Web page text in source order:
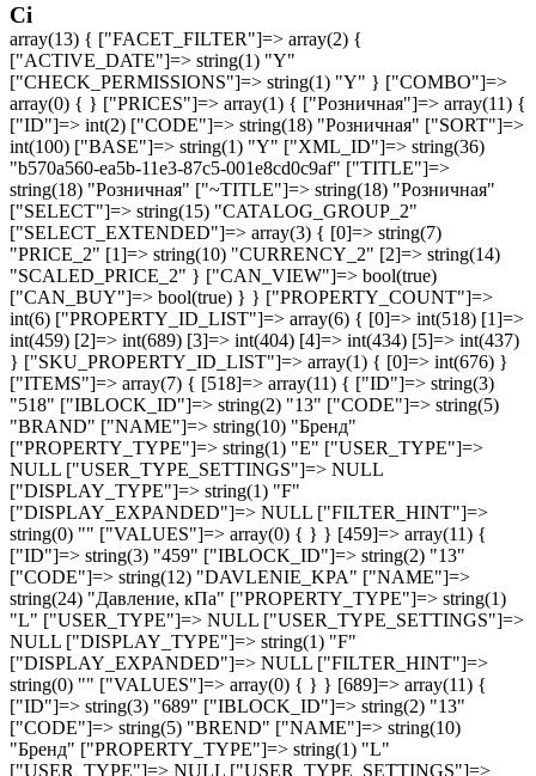
Ci
array(13) { ["FACET_FILTER"]=> array(2) {
["ACTIVE_DATE"]=> string(1) "Y"
["CHECK_PERMISSIONS"]=> string(1) "Y" } ["COMBO"]=>
array(0) { } ["PRICES"]=> array(1) { ["Розничная"]=> array(11) {
["ID"]=> int(2) ["CODE"]=> string(18) "Розничная" ["SORT"]=>
int(100) ["BASE"]=> string(1) "Y" ["XML_ID"]=> string(36)
"b570a560-ea5b-11e3-87c5-001e8cd0c9af" ["TITLE"]=>
string(18) "Розничная" ["~TITLE"]=> string(18) "Розничная"
["SELECT"]=> string(15) "CATALOG_GROUP_2"
["SELECT_EXTENDED"]=> array(3) { [0]=> string(7)
"PRICE_2" [1]=> string(10) "CURRENCY_2" [2]=> string(14)
"SCALED_PRICE_2" } ["CAN_VIEW"]=> bool(true)
["CAN_BUY"]=> bool(true) } } ["PROPERTY_COUNT"]=>
int(6) ["PROPERTY_ID_LIST"]=> array(6) { [0]=> int(518) [1]=>
int(459) [2]=> int(689) [3]=> int(404) [4]=> int(434) [5]=> int(437)
} ["SKU_PROPERTY_ID_LIST"]=> array(1) { [0]=> int(676) }
["ITEMS"]=> array(7) { [518]=> array(11) { ["ID"]=> string(3)
"518" ["IBLOCK_ID"]=> string(2) "13" ["CODE"]=> string(5)
"BRAND" ["NAME"]=> string(10) "Бренд"
["PROPERTY_TYPE"]=> string(1) "E" ["USER_TYPE"]=>
NULL ["USER_TYPE_SETTINGS"]=> NULL
["DISPLAY_TYPE"]=> string(1) "F"
["DISPLAY_EXPANDED"]=> NULL ["FILTER_HINT"]=>
string(0) "" ["VALUES"]=> array(0) { } } [459]=> array(11) {
["ID"]=> string(3) "459" ["IBLOCK_ID"]=> string(2) "13"
["CODE"]=> string(12) "DAVLENIE_KPA" ["NAME"]=>
string(24) "Давление, кПа" ["PROPERTY_TYPE"]=> string(1)
"L" ["USER_TYPE"]=> NULL ["USER_TYPE_SETTINGS"]=>
NULL ["DISPLAY_TYPE"]=> string(1) "F"
["DISPLAY_EXPANDED"]=> NULL ["FILTER_HINT"]=>
string(0) "" ["VALUES"]=> array(0) { } } [689]=> array(11) {
["ID"]=> string(3) "689" ["IBLOCK_ID"]=> string(2) "13"
["CODE"]=> string(5) "BREND" ["NAME"]=> string(10)
"Бренд" ["PROPERTY_TYPE"]=> string(1) "L"
["USER_TYPE"]=> NULL ["USER_TYPE_SETTINGS"]=>